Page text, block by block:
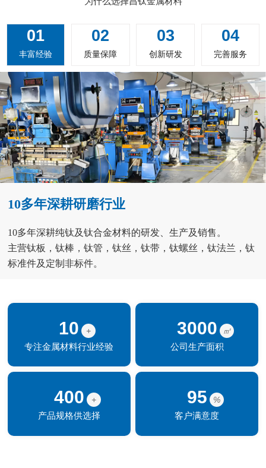
01
丰富经验
02
质量保障
03
创新研发
04
完善服务
10多年深耕研磨行业
10多年深耕纯钛及钛合金材料的研发、生产及销售。
主营钛板，钛棒，钛管，钛丝，钛带，钛螺丝，钛法兰，钛
标准件及定制非标件。
10
+
专注金属材料行业经验
3000
㎡
公司生产面积
400
+
产品规格供选择
95
%
客户满意度